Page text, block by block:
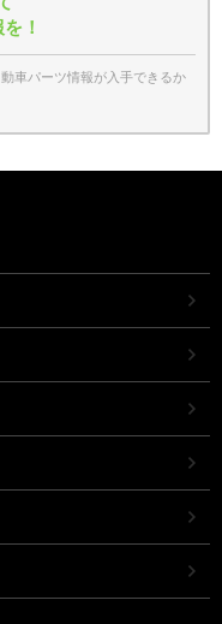
！
車パーツ情報が入手できるか